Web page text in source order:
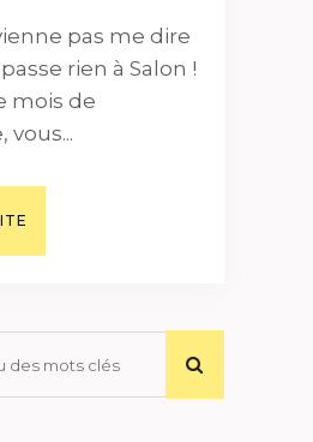
pas me dire
rien à Salon !
mois de
vous...